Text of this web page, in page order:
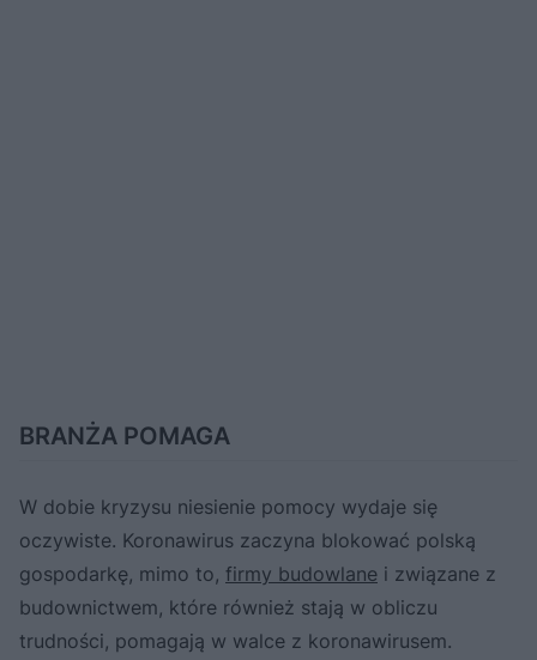
BRANŻA POMAGA
W dobie kryzysu niesienie pomocy wydaje się
oczywiste. Koronawirus zaczyna blokować polską
gospodarkę, mimo to, firmy budowlane i związane z
budownictwem, które również stają w obliczu
trudności, pomagają w walce z koronawirusem.